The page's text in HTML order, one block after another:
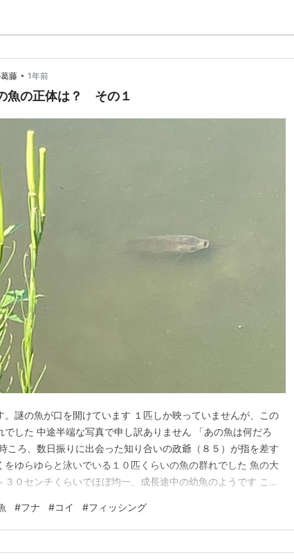
藤 • 1年前
魚の正体は？ その１
。謎の魚が口を開けています １匹しか映っていませんが、この
でした 中途半端な写真で申し訳ありません 「あの魚は何だろ
ころ、数日振りに出会った知り合いの政爺（８５）が指を差す
をゆらゆらと泳いでいる１０匹くらいの魚の群れでした 魚の大
３０センチくらいでほぼ均一、成長途中の幼魚のようです この
池の水も酸素が不足するのか、写真のようにパクパクと口を開
漂っていたりもします。金魚がよくや…
#フナ #コイ #フィッシング